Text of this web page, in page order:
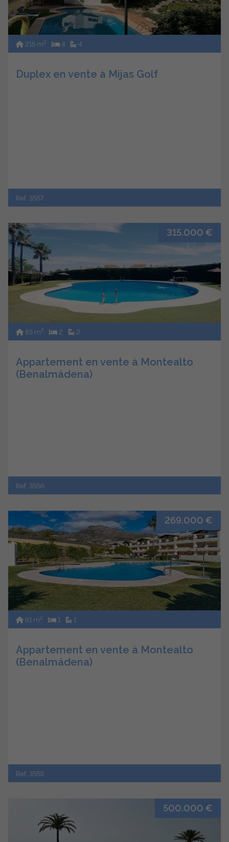
215 m2 4 4
Duplex en vente à Mijas Golf
Ref. 3557
315.000 €
85 m2 2 2
Appartement en vente à Montealto
(Benalmádena)
Ref. 3556
269.000 €
61 m2 1 1
Appartement en vente à Montealto
(Benalmádena)
Ref. 3555
500.000 €